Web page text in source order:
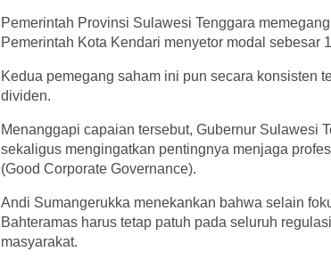
Pemerintah Provinsi Sulawesi Tenggara
Pemerintah Kota Kendari menyetor modal sebesar
Kedua pemegang saham ini pun secara konsisten
dividen.
Menanggapi capaian tersebut, Gubernur Sulawesi
sekaligus mengingatkan pentingnya menjaga
(Good Corporate Governance).
Andi Sumangerukka menekankan bahwa selain
Bahteramas harus tetap patuh pada seluruh
masyarakat.